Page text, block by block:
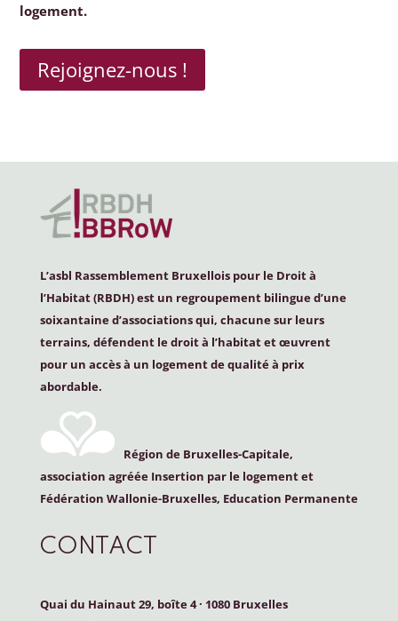
logement.
Rejoignez-nous !
L’asbl Rassemblement Bruxellois pour le Droit à
l’Habitat (RBDH) est un regroupement bilingue d’une
soixantaine d’associations qui, chacune sur leurs
terrains, défendent le droit à l’habitat et œuvrent
pour un accès à un logement de qualité à prix
abordable.
Région de Bruxelles-Capitale,
association agréée Insertion par le logement et
Fédération Wallonie-Bruxelles, Education Permanente
CONTACT
Quai du Hainaut 29, boîte 4· 1080 Bruxelles